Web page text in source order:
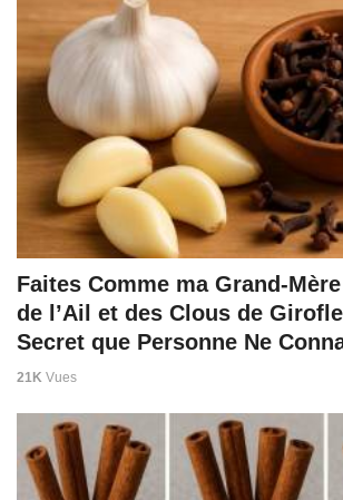
Faites Comme ma Grand-
de l’Ail et des Clous de
Secret que Personne Ne
21K Vues